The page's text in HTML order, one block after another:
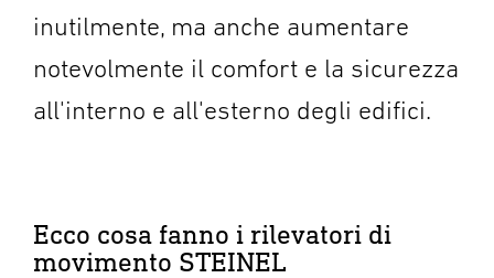
inutilmente, ma anche aumentare
notevolmente il comfort e la sicurezza
all'interno e all'esterno degli edifici.
Ecco cosa fanno i rilevatori di
movimento STEINEL